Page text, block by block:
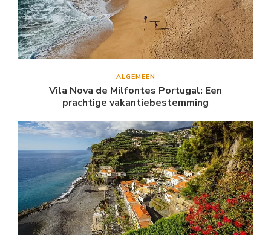
ALGEMEEN
Vila Nova de Milfontes Portugal: Een
prachtige vakantiebestemming